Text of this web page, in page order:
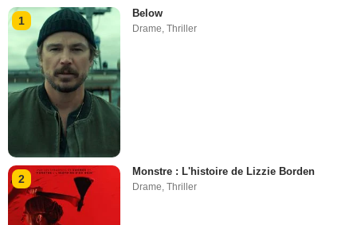
1
Below
Drame,Thriller
2
Monstre : L'histoire de Lizzie Borden
Drame ,Thriller